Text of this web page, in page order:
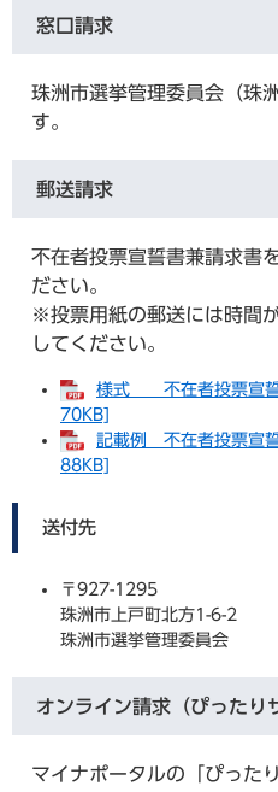
窓口請求
珠洲市選挙管理委員会（珠
す。
郵送請求
不在者投票宣誓書兼請求書
ださい。
​※投票用紙の郵送には時間
してください。
様式 不在者投票宣誓
70KB]
記載例 不在者投票宣
88KB]
送付先
〒927-1295
珠洲市上戸町北方1-6-2
珠洲市選挙管理委員会
オンライン請求（ぴったり
マイナポータルの「ぴった